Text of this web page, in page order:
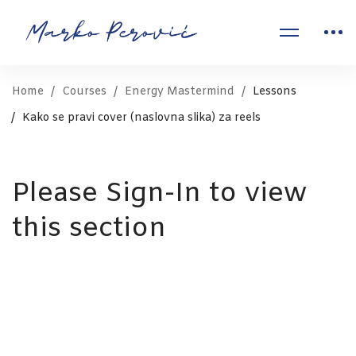
Home Courses Energy Mastermind
Lessons
Kako se pravi cover (naslovna slika) za reels
Please Sign-In to view
this section